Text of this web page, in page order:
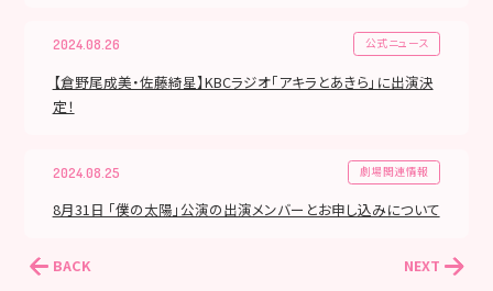
2024.08.26 公式ニュース
【倉野尾成美・佐藤綺星】KBCラジオ「アキラとあきら」に出演決
定！
2024.08.25 劇場関連情報
8月31日 「僕の太陽」公演の出演メンバーとお申し込みについて
BACK NEXT